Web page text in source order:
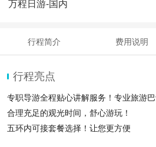
万程日游-国内
行程简介 费用说明
行程亮点
专职导游全程贴心讲解服务！专业旅游巴
合理充足的观光时间，舒心游玩！
五环内可接套餐选择！让您更方便